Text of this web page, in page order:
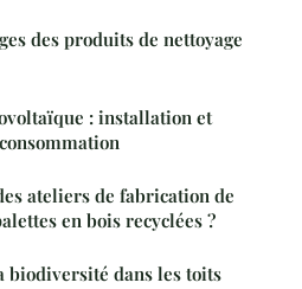
des produits de nettoyage
: installation et
ateliers de fabrication de
en bois recyclées ?
biodiversité dans les toits